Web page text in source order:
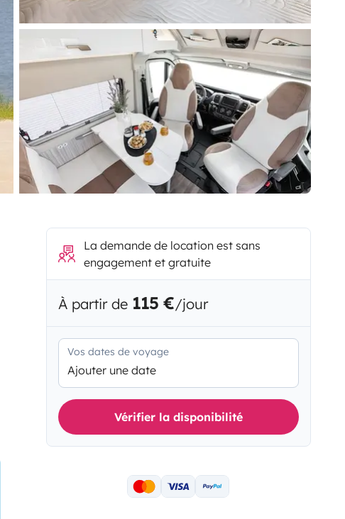
La demande de location est sans
engagement et gratuite
À partir de 115 €/jour
Vos dates de voyage
Ajouter une date
Vérifier la disponibilité